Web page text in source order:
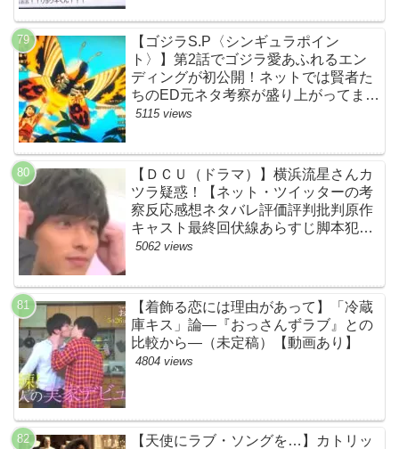
【ゴジラS.P〈シンギュラポイン
ト〉】第2話でゴジラ愛あふれるエン
ディングが初公開！ネットでは賢者た
ちのED元ネタ考察が盛り上がってま
す！モスラやメカゴジラ（機龍）も登
5115 views
【ＤＣＵ（ドラマ）】横浜流星さんカ
ツラ疑惑！【ネット・ツイッターの考
察反応感想ネタバレ評価評判批判原作
キャスト最終回伏線あらすじ脚本犯人
黒幕まとめ・着飾る恋には理由があっ
5062 views
【着飾る恋には理由があって】「冷蔵
庫キス」論―『おっさんずラブ』との
比較から―（未定稿）【動画あり】
4804 views
【天使にラブ・ソングを…】カトリッ